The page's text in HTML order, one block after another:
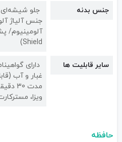
جنس بدنه
جنس آلیاژ
Shield)
سایر قابلیت ها
مدت 30 دقیقه)
ویزا،
حافظه